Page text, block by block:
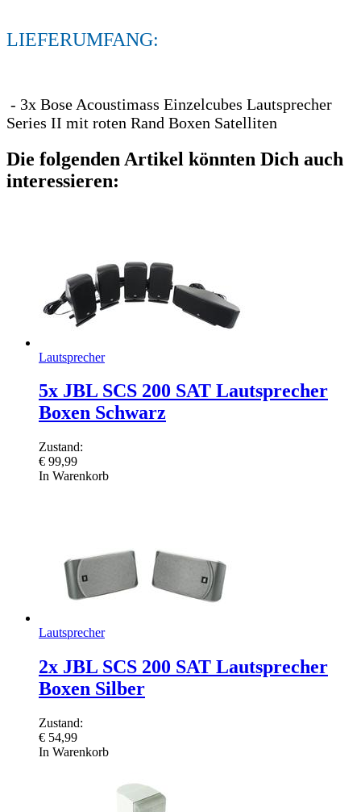
LIEFERUMFANG:
- 3x Bose Acoustimass Einzelcubes Lautsprecher
Series II mit roten Rand Boxen Satelliten
Die folgenden Artikel könnten Dich auch
interessieren:
Lautsprecher
5x JBL SCS 200 SAT Lautsprecher
Boxen Schwarz
Zustand:
€ 99,99
In Warenkorb
Lautsprecher
2x JBL SCS 200 SAT Lautsprecher
Boxen Silber
Zustand:
€ 54,99
In Warenkorb